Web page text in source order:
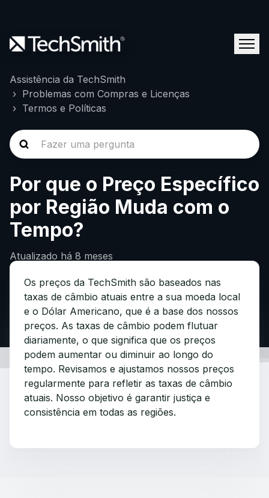
Assistência da TechSmith
Problemas com Compras e Licenças
Termos e Políticas
Por que o Preço Específico
por Região Muda com o
Tempo?
Atualizado há 8 meses
Os preços da TechSmith são baseados nas
taxas de câmbio atuais entre a sua moeda local
e o Dólar Americano, que é a base dos nossos
preços. As taxas de câmbio podem flutuar
diariamente, o que significa que os preços
podem aumentar ou diminuir ao longo do
tempo. Revisamos e ajustamos nossos preços
regularmente para refletir as taxas de câmbio
atuais. Nosso objetivo é garantir justiça e
consistência em todas as regiões.